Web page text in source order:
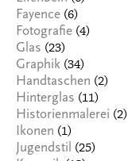
Fayence (6)
Fotografie (4)
Glas (23)
Graphik (34)
Handtaschen (2)
Hinterglas (11)
Historienmalerei (2)
Ikonen (1)
Jugendstil (25)